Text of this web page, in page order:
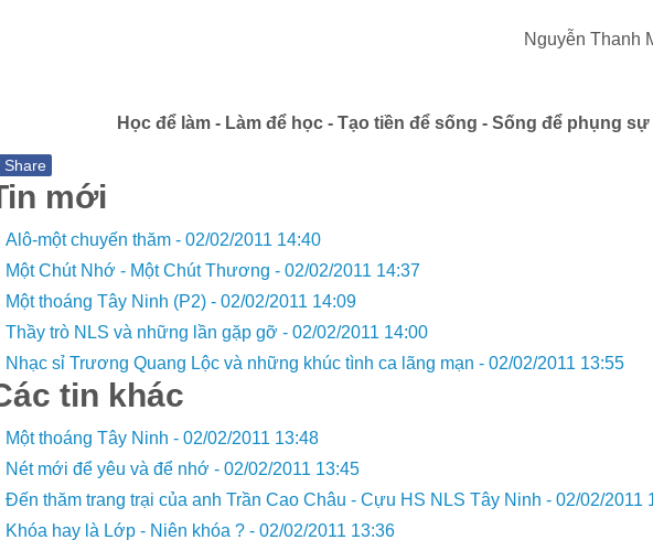
Nguyễn Thanh
Học để làm - Làm để học - Tạo tiền để sống - Sống để phụng sự
Share
mới
Alô-một chuyến thăm -02/02/2011 14:40
Một Chút Nhớ - Một Chút Thương -02/02/2011 14:37
Một thoáng Tây Ninh (P2) -02/02/2011 14:09
Thầy trò NLS và những lần gặp gỡ -02/02/2011 14:00
Nhạc sỉ Trương Quang Lộc và những khúc tình ca lãng mạn -02/02/2011 13:55
tin khác
Một thoáng Tây Ninh -02/02/2011 13:48
Nét mới để yêu và để nhớ -02/02/2011 13:45
Đến thăm trang trại của anh Trần Cao Châu - Cựu HS NLS Tây Ninh -02/02/2011
Khóa hay là Lớp - Niên khóa ? -02/02/2011 13:36